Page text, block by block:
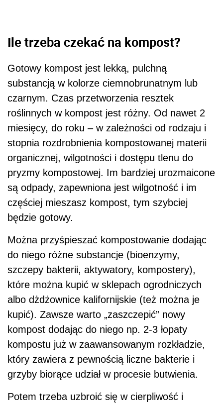
Ile trzeba czekać na kompost?
Gotowy kompost jest lekką, pulchną
substancją w kolorze ciemnobrunatnym lub
czarnym. Czas przetworzenia resztek
roślinnych w kompost jest różny. Od nawet 2
miesięcy, do roku – w zależności od rodzaju i
stopnia rozdrobnienia kompostowanej materii
organicznej, wilgotności i dostępu tlenu do
pryzmy kompostowej. Im bardziej urozmaicone
są odpady, zapewniona jest wilgotność i im
częściej mieszasz kompost, tym szybciej
będzie gotowy.
Można przyśpieszać kompostowanie dodając
do niego różne substancje (bioenzymy,
szczepy bakterii, aktywatory, kompostery),
które można kupić w sklepach ogrodniczych
albo dżdżownice kalifornijskie (też można je
kupić). Zawsze warto „zaszczepić” nowy
kompost dodając do niego np. 2-3 łopaty
kompostu już w zaawansowanym rozkładzie,
który zawiera z pewnością liczne bakterie i
grzyby biorące udział w procesie butwienia.
Potem trzeba uzbroić się w cierpliwość i